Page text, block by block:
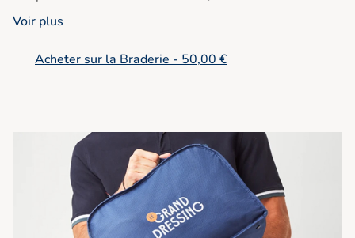
classiques du vestiaire masculin en y mêlant
décontraction et élégance. ref : 3002560 423 persian
Voir plus
Acheter sur la Braderie - 50,00 €